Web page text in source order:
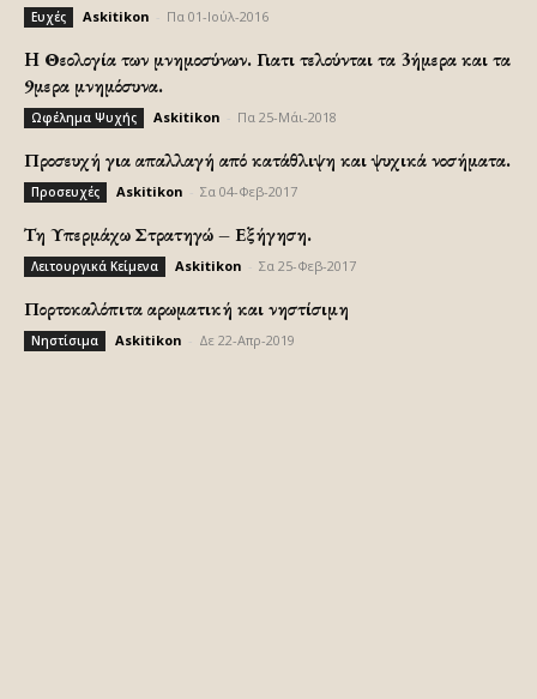
Ευχές Askitikon Πα 01-Ιούλ-2016
H Θεολογία των μνημοσύνων. Γιατι τελούνται τα 3ήμερα και τα
9μερα μνημόσυνα.
Ωφέλημα Ψυχής Askitikon Πα 25-Μάι-2018
Προσευχή για απαλλαγή από κατάθλιψη και ψυχικά νοσήματα.
Προσευχές Askitikon Σα 04-Φεβ-2017
Τη Υπερμάχω Στρατηγώ – Εξήγηση.
Λειτουργικά Κείμενα Askitikon Σα 25-Φεβ-2017
Πορτοκαλόπιτα αρωματική και νηστίσιμη
Νηστίσιμα Askitikon Δε 22-Απρ-2019